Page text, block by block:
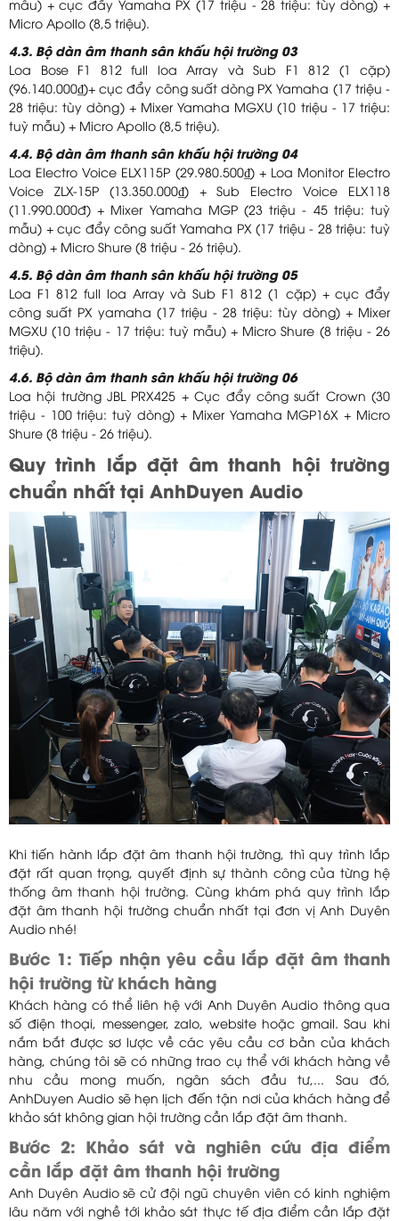
mẫu) + cục đẩy Yamaha PX (17 triệu - 28 triệu: tùy dòng) +
Micro Apollo (8,5 triệu).
4.3. Bộ dàn âm thanh sân khấu hội trường 03
Loa Bose F1 812 full loa Array và Sub F1 812 (1 cặp)
(96.140.000₫)+ cục đẩy công suất dòng PX Yamaha (17 triệu -
28 triệu: tùy dòng) + Mixer Yamaha MGXU (10 triệu - 17 triệu:
tuỳ mẫu) + Micro Apollo (8,5 triệu).
4.4. Bộ dàn âm thanh sân khấu hội trường 04
Loa Electro Voice ELX115P (29.980.500₫) + Loa Monitor Electro
Voice ZLX-15P (13.350.000₫) + Sub Electro Voice ELX118
(11.990.000đ) + Mixer Yamaha MGP (23 triệu - 45 triệu: tuỳ
mẫu) + cục đẩy công suất Yamaha PX (17 triệu - 28 triệu: tuỳ
dòng) + Micro Shure (8 triệu - 26 triệu).
4.5. Bộ dàn âm thanh sân khấu hội trường 05
Loa F1 812 full loa Array và Sub F1 812 (1 cặp) + cục đẩy
công suất PX yamaha (17 triệu - 28 triệu: tùy dòng) + Mixer
MGXU (10 triệu - 17 triệu: tuỳ mẫu) + Micro Shure (8 triệu - 26
triệu).
4.6. Bộ dàn âm thanh sân khấu hội trường 06
Loa hội trường JBL PRX425 + Cục đẩy công suất Crown (30
triệu - 100 triệu: tuỳ dòng) + Mixer Yamaha MGP16X + Micro
Shure (8 triệu - 26 triệu).
Quy trình lắp đặt âm thanh hội trường
chuẩn nhất tại AnhDuyen Audio
Khi tiến hành lắp đặt âm thanh hội trường, thì quy trình lắp
đặt rất quan trọng, quyết định sự thành công của từng hệ
thống âm thanh hội trường. Cùng khám phá quy trình lắp
đặt âm thanh hội trường chuẩn nhất tại đơn vị Anh Duyên
Audio nhé!
Bước 1: Tiếp nhận yêu cầu lắp đặt âm thanh
hội trường từ khách hàng
Khách hàng có thể liên hệ với Anh Duyên Audio thông qua
số điện thoại, messenger, zalo, website hoặc gmail. Sau khi
nắm bắt được sơ lược về các yêu cầu cơ bản của khách
hàng, chúng tôi sẽ có những trao cụ thể với khách hàng về
nhu cầu mong muốn, ngân sách đầu tư,... Sau đó,
AnhDuyen Audio sẽ hẹn lịch đến tận nơi của khách hàng để
khảo sát không gian hội trường cần lắp đặt âm thanh.
Bước 2: Khảo sát và nghiên cứu địa điểm
cần lắp đặt âm thanh hội trường
Anh Duyên Audio sẽ cử đội ngũ chuyên viên có kinh nghiệm
lâu năm với nghề tới khảo sát thực tế địa điểm cần lắp đặt